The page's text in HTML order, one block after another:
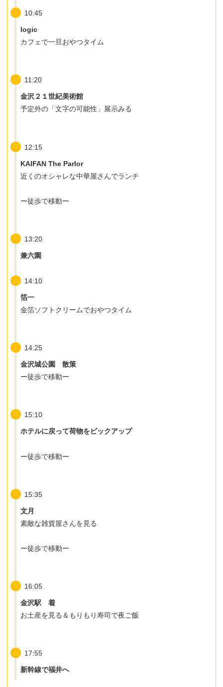
10:45
logic
カフェで一旦おやつタイム
11:20
金沢２１世紀美術館
予定外の「文字の可能性」展示みる
12:15
KAIFAN The Parlor
近くのオシャレな中華屋さんでランチ
ー徒歩で移動ー
13:20
兼六園
14:10
箔一
金箔ソフトクリームでおやつタイム
14:25
金沢城公園 散策
ー徒歩で移動ー
15:10
ホテルに戻って荷物をピックアップ
ー徒歩で移動ー
15:35
文月
素敵な雑貨屋さんを見る
ー徒歩で移動ー
16:05
金沢駅 着
お土産を見る＆もりもり寿司で夜ご飯
17:55
新幹線で福井へ